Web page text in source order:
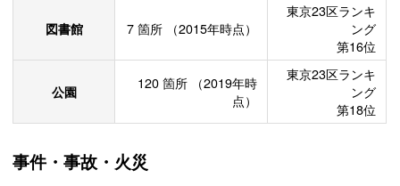
図書館 7 箇所 （2015年時点）
東京23区ランキ
ング
第16位
公園 120 箇所
（2019年時
点）
東京23区ランキ
ング
第18位
事件・事故・火災